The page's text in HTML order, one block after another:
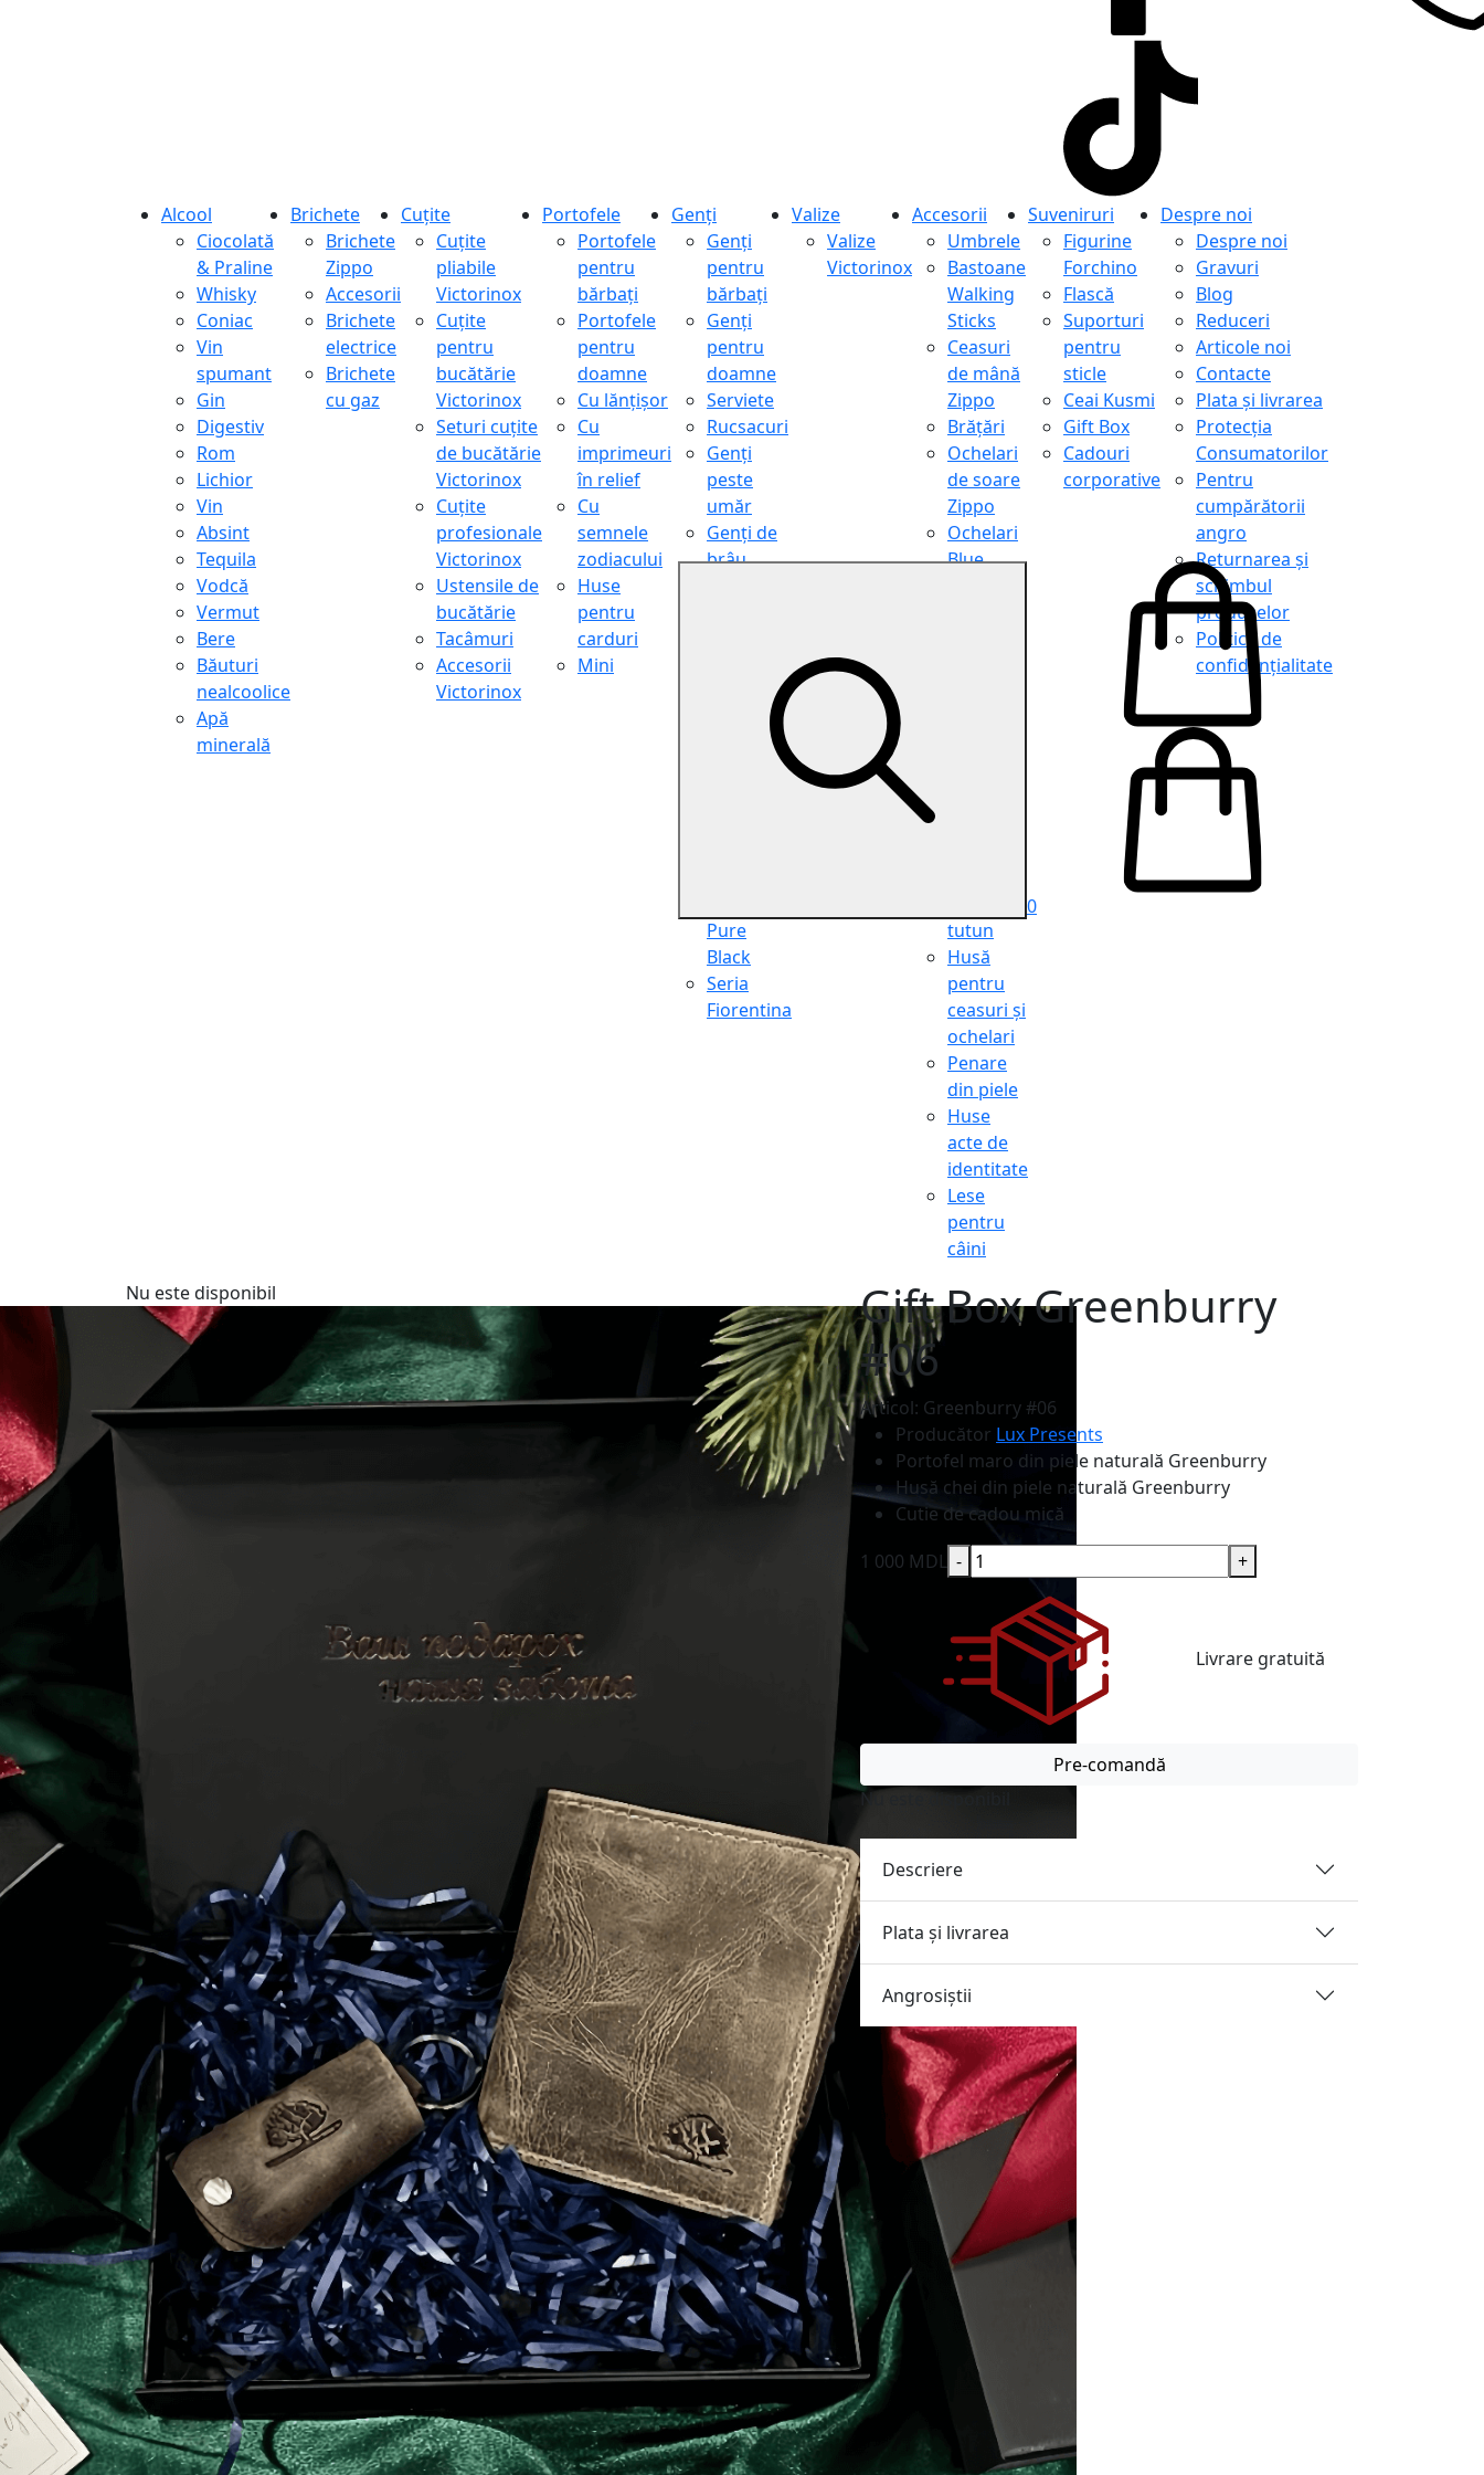
Alcool
Ciocolată
& Praline
Whisky
Coniac
Vin
spumant
Gin
Digestiv
Rom
Lichior
Vin
Absint
Tequila
Vodcă
Vermut
Bere
Băuturi
nealcoolice
Apă
minerală
Brichete
Brichete
Zippo
Accesorii
Brichete
electrice
Brichete
cu gaz
Cuțite
Cuțite
pliabile
Victorinox
Cuțite
pentru
bucătărie
Victorinox
Seturi cuțite
de bucătărie
Victorinox
Cuțite
profesionale
Victorinox
Ustensile de
bucătărie
Tacâmuri
Accesorii
Victorinox
Portofele
Portofele
pentru
bărbați
Portofele
pentru
doamne
Cu lănțișor
Cu
imprimeuri
în relief
Cu
semnele
zodiacului
Huse
pentru
carduri
Mini
Genți
Genți
pentru
bărbați
Genți
pentru
doamne
Serviete
Rucsacuri
Genți
peste
umăr
Genți de
brâu
cosmetice
Pure
Black
Seria
Fiorentina
Valize
Valize
Victorinox
Accesorii
Umbrele
Bastoane
Walking
Sticks
Ceasuri
de mână
Zippo
Brățări
Ochelari
de soare
Zippo
Ochelari
Blue
tutun
Husă
pentru
ceasuri și
ochelari
Penare
din piele
Huse
acte de
identitate
Lese
pentru
câini
Suveniruri
Figurine
Forchino
Flască
Suporturi
pentru
sticle
Ceai Kusmi
Gift Box
Cadouri
corporative
Despre noi
Despre noi
Gravuri
Blog
Reduceri
Articole noi
Contacte
Plata și livrarea
Protecţia
Consumatorilor
Pentru
cumpărătorii
angro
Returnarea și
schimbul
produselor
Politica de
confidențialitate
0
Nu este disponibil
Gift Box Greenburry
#06
Articol: Greenburry #06
Producător Lux Presents
Portofel maro din piele naturală Greenburry
Husă chei din piele naturală Greenburry
Cutie de cadou mică
1 000 MDL - +
Livrare gratuită
Pre-comandă
Nu este disponibil
Descriere
Plata și livrarea
Angrosiştii